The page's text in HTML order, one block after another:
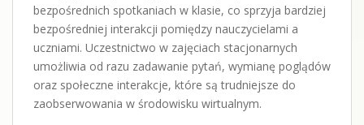
bezpośrednich spotkaniach w klasie, co sprzyja bardziej
bezpośredniej interakcji pomiędzy nauczycielami a
uczniami. Uczestnictwo w zajęciach stacjonarnych
umożliwia od razu zadawanie pytań, wymianę poglądów
oraz społeczne interakcje, które są trudniejsze do
zaobserwowania w środowisku wirtualnym.